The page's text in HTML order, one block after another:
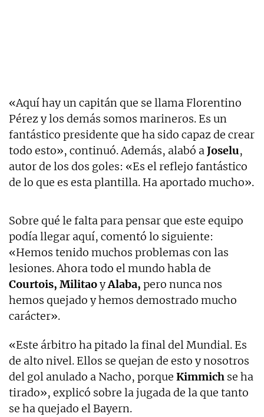
«Aquí hay un capitán que se llama Florentino
Pérez y los demás somos marineros. Es un
fantástico presidente que ha sido capaz de crear
todo esto», continuó. Además, alabó aJoselu,
autor de los dos goles: «Es el reflejo fantástico
de lo que es esta plantilla. Ha aportado mucho».
Sobre qué le falta para pensar que este equipo
podía llegar aquí, comentó lo siguiente:
«Hemos tenido muchos problemas con las
lesiones. Ahora todo el mundo habla de
Courtois, MilitaoyAlaba, pero nunca nos
hemos quejado y hemos demostrado mucho
carácter».
«Este árbitro ha pitado la final del Mundial. Es
de alto nivel. Ellos se quejan de esto y nosotros
del gol anulado a Nacho, porque Kimmich se ha
tirado», explicó sobre la jugada de la que tanto
se ha quejado el Bayern.